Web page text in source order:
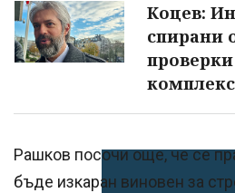
Коцев:
спирани
Рашков посочи още, че се
бъде изкаран виновен за